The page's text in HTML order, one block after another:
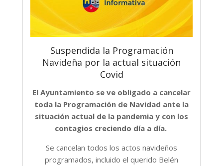
Suspendida la Programación
Navideña por la actual situación
Covid
El Ayuntamiento se ve obligado a cancelar
toda la Programación de Navidad ante la
situación actual de la pandemia y con los
contagios creciendo día a día.
Se cancelan todos los actos navideños
programados, incluido el querido Belén